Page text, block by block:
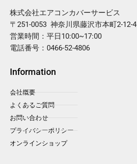
株式会社エアコンカバーサービス
〒251-0053 神奈川県藤沢市本町2-12-4
営業時間：平日10:00~17:00
電話番号：0466-52-4806
Information
会社概要
よくあるご質問
お問い合わせ
プライバシーポリシー
オンラインショップ